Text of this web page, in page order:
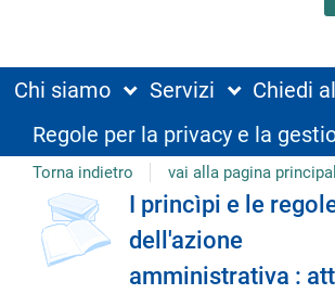
Chi siamo Servizi
Chiedi
Regole per la privacy e la
Torna indietro vai alla pagina
Dettaglio
del
I princìpi e le
dell'azione
amministrativa :